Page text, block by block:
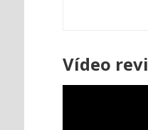
Vídeo